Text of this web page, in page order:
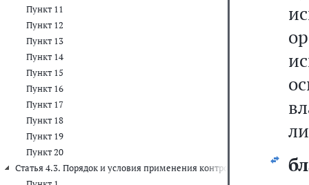
Пункт 11
Пункт 12
Пункт 13
Пункт 14
Пункт 15
Пункт 16
Пункт 17
Пункт 18
Пункт 19
Пункт 20
Статья 4.3. Порядок и условия применения контрольно-кассовой